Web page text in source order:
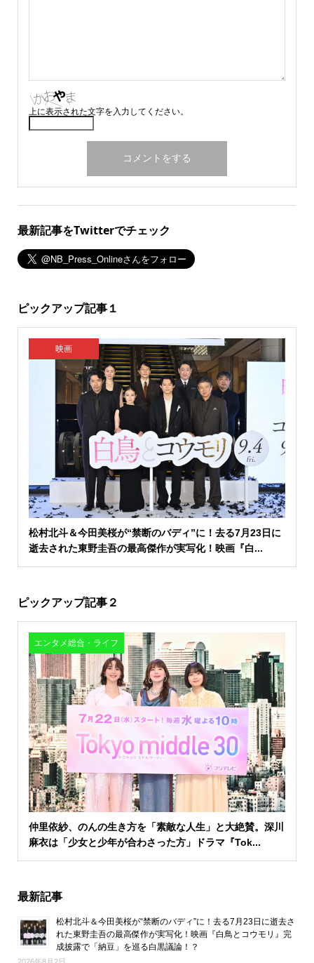
上に表示された文字を入力してください。
最新記事をTwitterでチェック
ピックアップ記事１
映画
松村北斗＆今田美桜が“禁断のバディ”に！去る7月23日に
逝去された東野圭吾の最高傑作が実写化！映画『白...
ピックアップ記事２
エンタメ総合・ライフ
仲里依紗、のんの生き方を「素敵な人生」と大絶賛。深川
麻衣は「少女と少年が合わさった方」ドラマ『Tok...
最新記事
松村北斗＆今田美桜が“禁断のバディ”に！去る7月23日に逝去さ
れた東野圭吾の最高傑作が実写化！映画『白鳥とコウモリ』完
成披露で「納豆」を巡る白黒議論！？